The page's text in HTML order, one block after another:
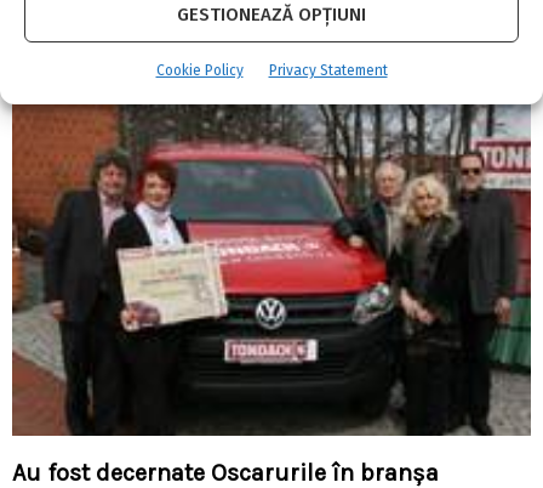
GESTIONEAZĂ OPȚIUNI
Cookie Policy Privacy Statement
Tot ce trebuie să știi despre centrale pe lemne
Au fost decernate Oscarurile în branşa